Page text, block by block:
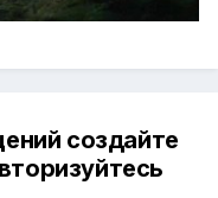
создайте